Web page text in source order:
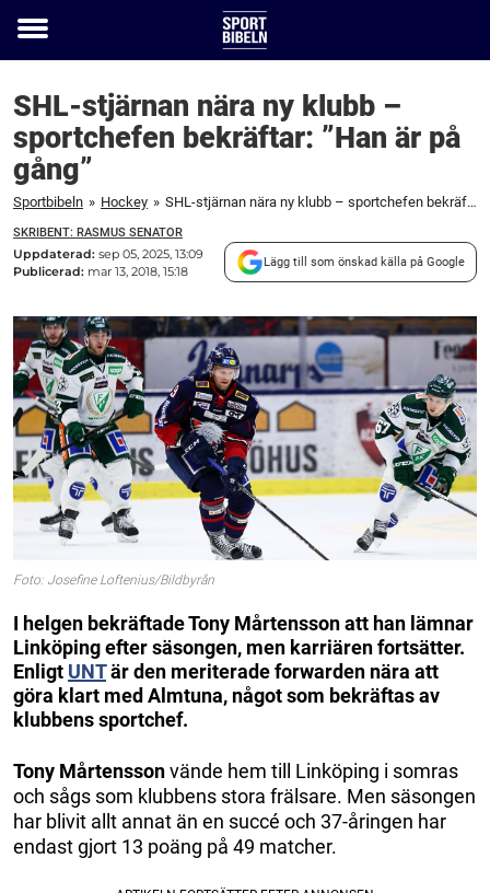
Toggle
SHL-stjärnan nära ny klubb –
sportchefen bekräftar: ”Han är på
gång”
Sportbibeln » Hockey » SHL-stjärnan nära ny klubb – sportchefen bekräftar: "Han är på gång"
SKRIBENT: RASMUS SENATOR
Uppdaterad: sep 05, 2025, 13:09
Publicerad: mar 13, 2018, 15:18
Lägg till som önskad källa på Google
Foto: Josefine Loftenius/Bildbyrån
I helgen bekräftade Tony Mårtensson att han lämnar
Linköping efter säsongen, men karriären fortsätter.
Enligt UNTär den meriterade forwarden nära att
göra klart med Almtuna, något som bekräftas av
klubbens sportchef.
Tony Mårtenssonvände hem till Linköping i somras
och sågs som klubbens stora frälsare. Men säsongen
har blivit allt annat än en succé och 37-åringen har
endast gjort 13 poäng på 49 matcher.